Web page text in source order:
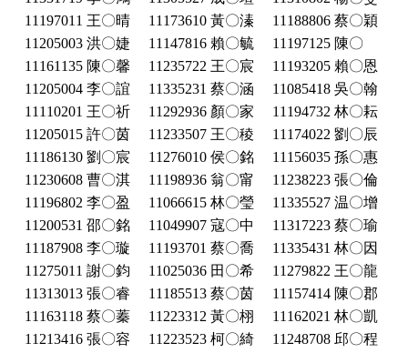
11197011 王〇晴
11173610 黃〇溱
11188806 蔡〇穎
11205003 洪〇婕
11147816 賴〇毓
11197125 陳〇
11161135 陳〇馨
11235722 王〇宸
11193205 賴〇恩
11205004 李〇誼
11335231 蔡〇涵
11085418 吳〇翰
11110201 王〇祈
11292936 顏〇家
11194732 林〇耘
11205015 許〇茵
11233507 王〇稜
11174022 劉〇辰
11186130 劉〇宸
11276010 侯〇銘
11156035 孫〇惠
11230608 曹〇淇
11198936 翁〇甯
11238223 張〇倫
11196802 李〇盈
11066615 林〇瑩
11335527 温〇增
11200531 邵〇銘
11049907 寇〇中
11317223 蔡〇瑜
11187908 李〇璇
11193701 蔡〇喬
11335431 林〇因
11275011 謝〇鈞
11025036 田〇希
11279822 王〇龍
11313013 張〇睿
11185513 蔡〇茵
11157414 陳〇郡
11163118 蔡〇蓁
11223312 黃〇栩
11162021 林〇凱
11213416 張〇容
11223523 柯〇綺
11248708 邱〇程